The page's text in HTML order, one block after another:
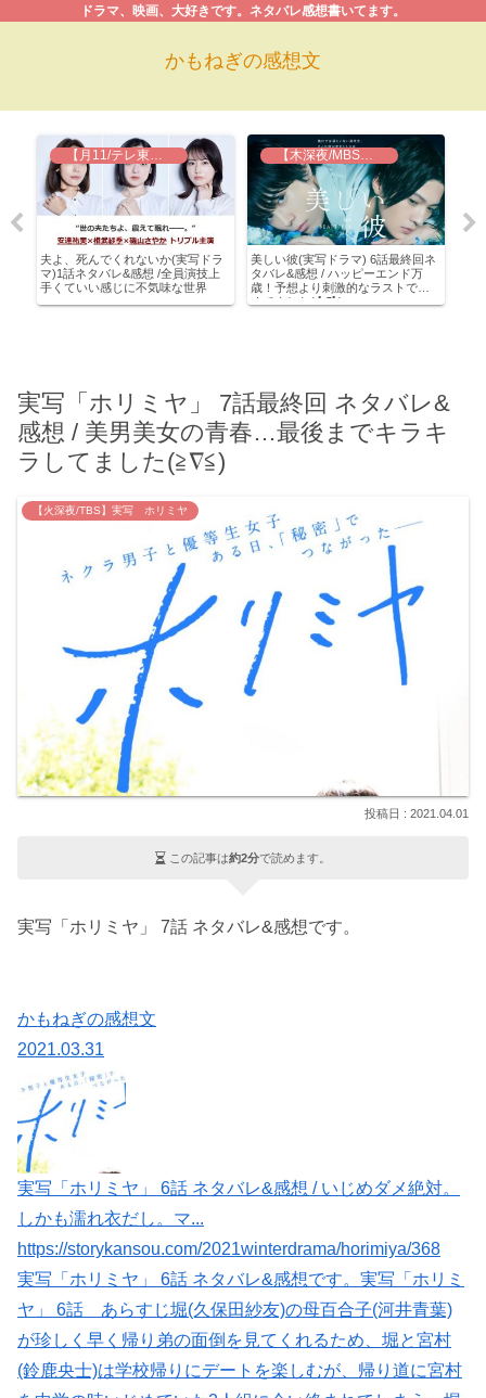
かもねぎの感想文
ドラマ、映画、大好きです。ネタバレ感想書いてます。
【月11/テレ東】夫よ、死んでくれないか
夫よ、死んでくれないか(実写ドラ
マ)1話ネタバレ&感想 /全員演技上
手くていい感じに不気味な世界
【木深夜/MBS】美しい彼
美しい彼(実写ドラマ) 6話最終回ネ
タバレ&感想 / ハッピーエンド万
歳！予想より刺激的なラストで攻
めてました( ﾟДﾟ)
実写「ホリミヤ」 7話最終回 ネタバレ&
感想 / 美男美女の青春…最後までキラキ
ラしてました(≧∇≦)
【火深夜/TBS】実写 ホリミヤ
2021.04.01
この記事は約2分で読めます。
実写「ホリミヤ」 7話 ネタバレ&感想です。
かもねぎの感想文
2021.03.31
実写「ホリミヤ」 6話 ネタバレ&感想 / いじめダメ絶対。
しかも濡れ衣だし。マ...
https://storykansou.com/2021winterdrama/horimiya/368
実写「ホリミヤ」 6話 ネタバレ&感想です。実写「ホリミ
ヤ」 6話 あらすじ堀(久保田紗友)の母百合子(河井青葉)
が珍しく早く帰り弟の面倒を見てくれるため、堀と宮村
(鈴鹿央士)は学校帰りにデートを楽しむが、帰り道に宮村